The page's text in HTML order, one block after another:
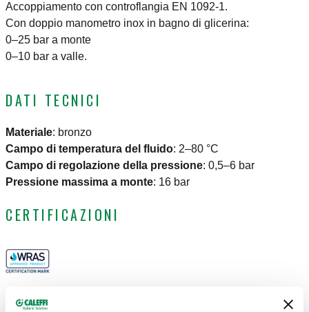
Accoppiamento con controflangia EN 1092-1.
Con doppio manometro inox in bagno di glicerina:
0–25 bar a monte
0–10 bar a valle.
DATI TECNICI
Materiale: bronzo
Campo di temperatura del fluido: 2–80 °C
Campo di regolazione della pressione: 0,5–6 bar
Pressione massima a monte: 16 bar
CERTIFICAZIONI